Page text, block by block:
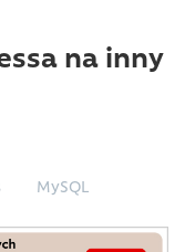
na inny
MySQL